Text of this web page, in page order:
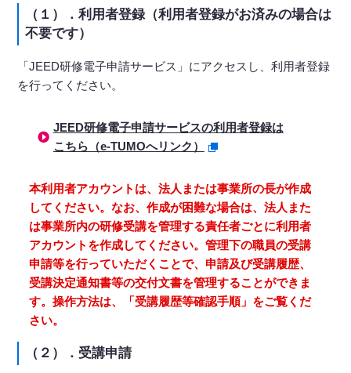
（１）．利用者登録（利用者登録がお済みの場合は
不要です）
「JEED研修電子申請サービス」にアクセスし、利用者登録
を行ってください。
JEED研修電子申請サービスの利用者登録は
こちら（e-TUMOへリンク）
本利用者アカウントは、法人または事業所の長が作成
してください。なお、作成が困難な場合は、法人また
は事業所内の研修受講を管理する責任者ごとに利用者
アカウントを作成してください。管理下の職員の受講
申請等を行っていただくことで、申請及び受講履歴、
受講決定通知書等の交付文書を管理することができま
す。操作方法は、「受講履歴等確認手順」をご覧くだ
さい。
（２）．受講申請